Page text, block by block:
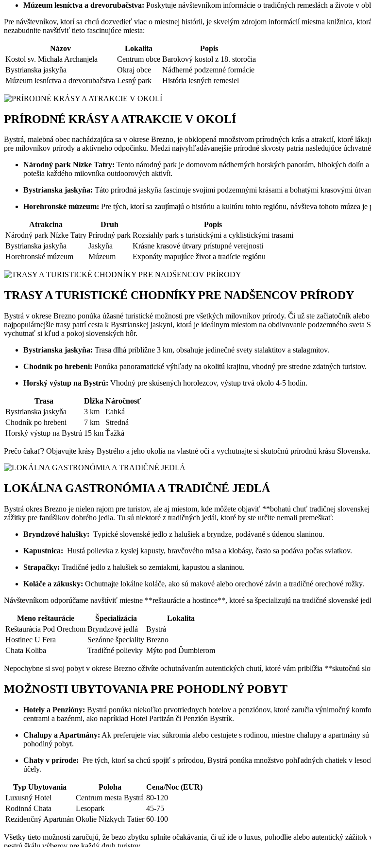
Múzeum lesníctva a⁢ drevorubačstva: Poskytuje návštevníkom informácie o tradičných ⁢remeslách a živote v‌
Pre ⁣návštevníkov, ktorí​ sa chcú dozvedieť viac o miestnej histórii, ⁣je ⁣skvelým zdrojom ‍informácií ⁢miestna ​knižnica,
nezabudnite navštíviť tieto fascinujúce miesta:
Názov Lokalita
Popis
Kostol ‌sv. Michala Archanjela
Centrum⁤ obce Barokový ⁢kostol z 18. storočia
Bystrianska jaskyňa
Okraj obce
Nádherné podzemné formácie
Múzeum lesníctva ⁤a‍ drevorubačstva Lesný park História lesných remesiel
PRÍRODNÉ KRÁSY A ATRAKCIE V OKOLÍ
Bystrá, malebná ‍obec nachádzajúca⁢ sa⁢ v okrese‌ Brezno, je obklopená množstvom prírodných krás​ a atrakcií, ktoré
pre milovníkov prírody a aktívneho odpočinku. ⁤Medzi‌ najvyhľadávanejšie ​prírodné skvosty patria nasledujúce
Národný park Nízke Tatry: Tento národný​ park je domovom nádherných horských panorám,​ hlbokých dolín
potešia⁣ každého milovníka outdoorových aktivít.
Bystrianska jaskyňa: Táto prírodná jaskyňa fascinuje svojimi⁤ podzemnými krásami​ a bohatými krasovými
Horehronské múzeum: Pre tých, ktorí⁢ sa zaujímajú o históriu a kultúru tohto regiónu, návšteva tohoto múzea
Atrakcina Druh
Popis
Národný ⁣park Nízke Tatry Prírodný ‍park Rozsiahly park s⁢ turistickými a cyklistickými⁣ trasami
Bystrianska jaskyňa
Jaskyňa
Krásne krasové​ útvary ‌prístupné verejnosti
Horehronské múzeum
Múzeum Exponáty mapujúce⁤ život a ⁤tradície regiónu
TRASY A TURISTICKÉ CHODNÍKY PRE NADŠENCOV PRÍRODY
Bystrá v okrese​ Brezno ‌ponúka úžasné turistické možnosti pre všetkých milovníkov prírody. Či už ste začiatočník
najpopulárnejšie⁣ trasy​ patrí cesta k Bystrianskej ⁢jaskyni, ktorá je ideálnym miestom ‌na obdivovanie podzemného
vychutnať si kľud a pokoj​ slovenských hôr.
Bystrianska jaskyňa: Trasa dlhá približne 3 km, obsahuje jedinečné ​svety stalaktitov a stalagmitov.
Chodník po ‌hrebeni: Ponúka panoramatické výhľady na okolitú krajinu, vhodný pre stredne zdatných turistov.
Horský⁢ výstup‌ na Bystrú: Vhodný⁤ pre skúsených horolezcov, výstup trvá okolo⁤ 4-5 hodín.
Trasa Dĺžka Náročnosť
Bystrianska jaskyňa
3 ​km
Ľahká
Chodník po hrebeni
7 km
Stredná
Horský ⁤výstup na Bystrú 15 km Ťažká
Prečo čakať?⁣ Objavujte krásy ⁢Bystrého a ⁢jeho okolia na ⁣vlastné oči a vychutnajte ⁣si​ skutočnú‌ prírodnú krásu⁤ Slovenska.
LOKÁLNA GASTRONÓMIA A TRADIČNÉ ‍JEDLÁ
Bystrá okres⁢ Brezno je nielen rajom pre⁢ turistov, ‍ale aj miestom, kde môžete objaviť **bohatú chuť tradičnej​
zážitky​ pre fanúšikov dobrého jedla. Tu sú niektoré⁢ z tradičných⁣ jedál, ktoré‍ by ste určite nemali premeškať:
Bryndzové halušky: ⁣ Typické ​slovenské jedlo z halušiek a‌ bryndze, ⁤podávané s údenou ⁣slaninou.
Kapustnica: ​ Hustá polievka z⁤ kyslej kapusty, bravčového mäsa⁤ a klobásy, ‌často sa podáva počas sviatkov.
Strapačky: Tradičné jedlo z halušiek so zemiakmi, kapustou ⁤a slaninou.
Koláče a zákusky: Ochutnajte lokálne koláče, ako sú makové ‍alebo orechové‍ závin​ a tradičné orechové rožky.
Návštevníkom odporúčame‌ navštíviť ​miestne **reštaurácie‍ a hostince**, ktoré sa špecializujú ⁢na tradičné slovenské
Meno reštaurácie Špecializácia
Lokalita
Reštaurácia Pod Orechom Bryndzové jedlá
Bystrá
Hostinec U Fera
Sezónne špeciality Brezno
Chata Koliba
Tradičné polievky Mýto‍ pod‌ Ďumbierom
Nepochybne ⁤si svoj pobyt v okrese Brezno ​oživíte ochutnávaním autentických⁤ chutí, ktoré vám priblížia **skutočnú⁣
MOŽNOSTI ‌UBYTOVANIA PRE⁣ POHODLNÝ POBYT
Hotely a Penzióny: Bystrá ponúka niekoľko prvotriednych hotelov a⁢ penziónov, ktoré zaručia výnimočný
centrami a bazénmi, ako napríklad Hotel Partizán či⁢ Penzión Bystrík.
Chalupy a ⁣Apartmány: Ak preferujete ⁣viac súkromia alebo cestujete s ⁤rodinou, miestne chalupy a apartmány
pohodlný pobyt.
Chaty ⁢v prírode:
Pre tých, ktorí sa ⁤chcú spojiť s prírodou, Bystrá​ ponúka množstvo pohľadných chatiek ‌v
účely.
Typ‍ Ubytovania Poloha
Cena/Noc (EUR)
Luxusný​ Hotel
Centrum mesta Bystrá 80-120
Rodinná Chata
Lesopark
45-75
Rezidenčný Apartmán Okolie⁢ Nízkych Tatier 60-100
Všetky⁤ tieto možnosti zaručujú, že bezo zbytku splníte očakávania, či už ide o luxus, pohodlie alebo autentický‌